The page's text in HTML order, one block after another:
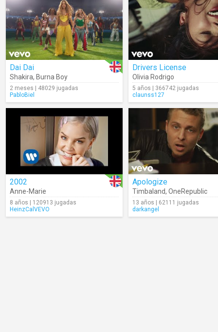
Dai Dai
Shakira, Burna Boy
2 meses | 48029 jugadas
PabloBiel
Drivers License
Olivia Rodrigo
5 años | 366742 jugadas
claunss127
2002
Anne-Marie
8 años | 120913 jugadas
HeinzCalVEVO
Apologize
Timbaland, OneRepublic
13 años | 62111 jugadas
darkangel